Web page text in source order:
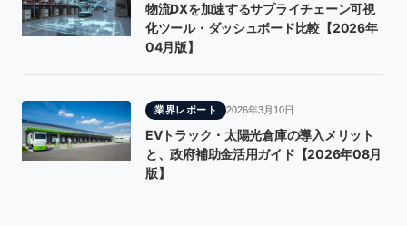
物流DXを加速するサプライチェーン可視
化ツール・ダッシュボード比較【2026年
04月版】
業界レポート 2026年3月10日
EVトラック・太陽光倉庫の導入メリット
と、政府補助金活用ガイド【2026年08月
版】